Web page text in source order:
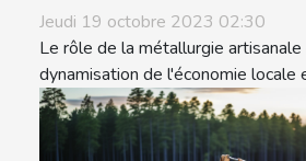
Jeudi 19 octobre 2023 02:30
Le rôle de la métallurgie artisanale
dynamisation de l'économie locale